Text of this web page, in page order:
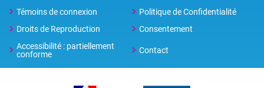
Témoins de connexion
Politique de Confidentialité
Droits de Reproduction
Consentement
Accessibilité : partiellement
conforme
Contact